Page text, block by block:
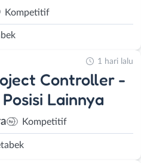
Kompetitif
Controller -
Lainnya
Kompetitif
1 hari lalu